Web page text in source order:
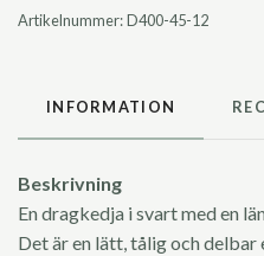
Artikelnummer:D400-45-12
INFORMATION
Beskrivning
En dragkedja i svart med en
Det är en lätt, tålig och delbar